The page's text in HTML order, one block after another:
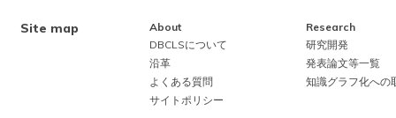
Site map
About
DBCLSについて
沿革
よくある質問
サイトポリシー
Research
研究開発
発表論文等一覧
知識グラフ化への